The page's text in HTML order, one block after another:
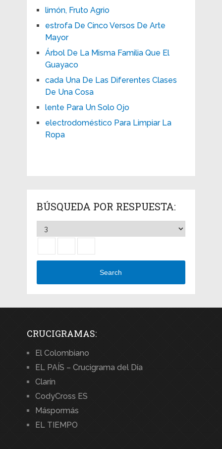
limón, Fruto Agrio
estrofa De Cinco Versos De Arte
Mayor
Árbol De La Misma Familia Que El
Guayaco
cada Una De Las Diferentes Clases
De Una Cosa
lente Para Un Solo Ojo
electrodoméstico Para Limpiar La
Ropa
BÚSQUEDA POR RESPUESTA:
Search
CRUCIGRAMAS:
El Colombiano
EL PAÍS – Crucigrama del Día
Clarín
CodyCross ES
Máspormás
EL TIEMPO